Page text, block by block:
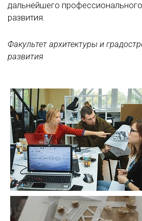
дальнейшего
развития.
Факультет архитектуры и
развития